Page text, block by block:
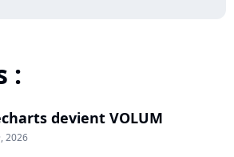
:
devient VOLUM
2026